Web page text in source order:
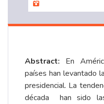
Abstract: En
países han levantado
presidencial. La
década han sido